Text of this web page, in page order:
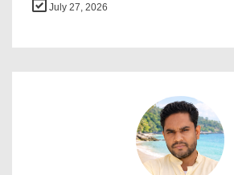
July 27, 2026